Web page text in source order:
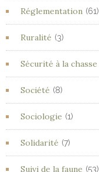
Réglementation (61)
Ruralité (3)
Sécurité à la chasse
Société (8)
Sociologie (1)
Solidarité (7)
Suivi de la faune (53)